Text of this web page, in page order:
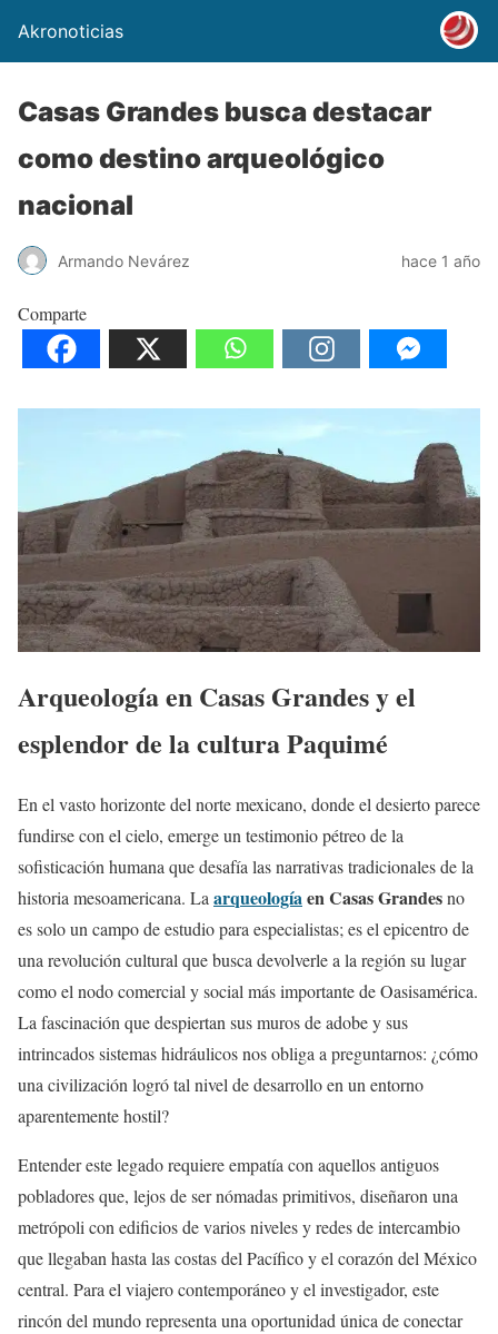
Akronoticias
Casas Grandes busca destacar
como destino arqueológico
nacional
Armando Nevárez hace 1 año
Comparte
Arqueología en Casas Grandes y el
esplendor de la cultura Paquimé
En el vasto horizonte del norte mexicano, donde el desierto parece
fundirse con el cielo, emerge un testimonio pétreo de la
sofisticación humana que desafía las narrativas tradicionales de la
historia mesoamericana. Laarqueologíaen Casas Grandesno
es solo un campo de estudio para especialistas; es el epicentro de
una revolución cultural que busca devolverle a la región su lugar
como el nodo comercial y social más importante de Oasisamérica.
La fascinación que despiertan sus muros de adobe y sus
intrincados sistemas hidráulicos nos obliga a preguntarnos: ¿cómo
una civilización logró tal nivel de desarrollo en un entorno
aparentemente hostil?
Entender este legado requiere empatía con aquellos antiguos
pobladores que, lejos de ser nómadas primitivos, diseñaron una
metrópoli con edificios de varios niveles y redes de intercambio
que llegaban hasta las costas del Pacífico y el corazón del México
central. Para el viajero contemporáneo y el investigador, este
rincón del mundo representa una oportunidad única de conectar